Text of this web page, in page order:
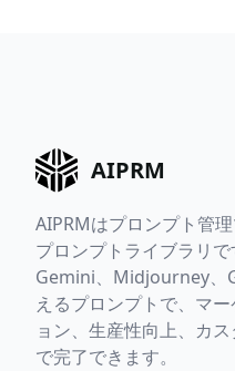
AIPRM
AIPRMはプロンプト管
プロンプトライブラリで
Gemini、Midjourney、
えるプロンプトで、マ
ョン、生産性向上、カ
で完了できます。